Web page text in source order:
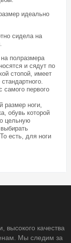
идеально
сидела на
полразмера
и сядут по
стопой, имеет
самого первого
размер ноги,
обувь которой
цельную
есть, для ноги
высокого качества
Мы следим за